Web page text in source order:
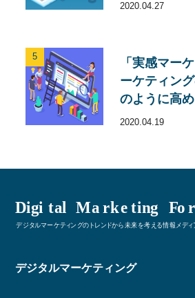
2020.04.27
5
「実感マー
ーケティン
のように高
2020.04.19
デジタルマーケティング